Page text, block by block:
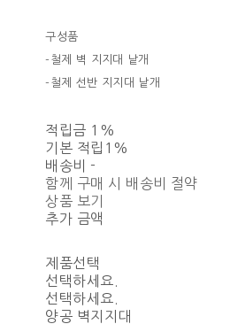
구성품
-철제 벽 지지대 낱개
-철제 선반 지지대 낱개
적립금 1%
기본 적립 1%
배송비 -
함께 구매 시 배송비 절약
상품 보기
추가 금액
제품선택
선택하세요.
선택하세요.
양공 벽지지대